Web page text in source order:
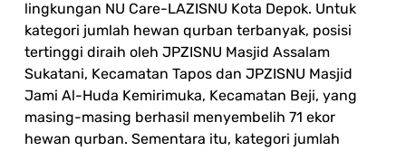
lingkungan NU Care-LAZISNU Kota Depok. Untuk
kategori jumlah hewan qurban terbanyak, posisi
tertinggi diraih oleh JPZISNU Masjid Assalam
Sukatani, Kecamatan Tapos dan JPZISNU Masjid
Jami Al-Huda Kemirimuka, Kecamatan Beji, yang
masing-masing berhasil menyembelih 71 ekor
hewan qurban. Sementara itu, kategori jumlah